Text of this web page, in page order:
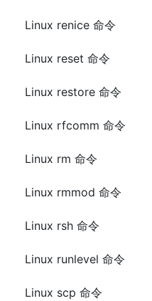
Linux renice 命令
Linux reset 命令
Linux restore 命令
Linux rfcomm 命令
Linux rm 命令
Linux rmmod 命令
Linux rsh 命令
Linux runlevel 命令
Linux scp 命令